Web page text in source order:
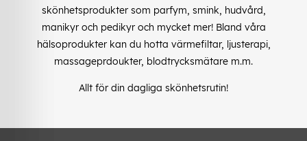
skönhetsprodukter som parfym, smink, hudvård,
manikyr och pedikyr och mycket mer! Bland våra
hälsoprodukter kan du hotta värmefiltar, ljusterapi,
massageprdoukter, blodtrycksmätare m.m.
Allt för din dagliga skönhetsrutin!